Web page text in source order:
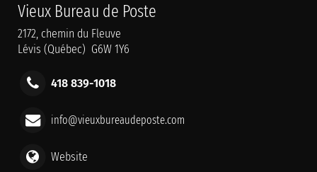
Vieux Bureau de Poste
2172, chemin du Fleuve
Lévis (Québec) G6W 1Y6
418 839-1018
info@vieuxbureaudeposte.com
Website